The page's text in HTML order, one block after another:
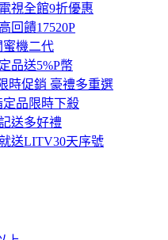
視全館9折優惠
回饋17520P
機二代
品送5%P幣
時促銷 豪禮多重選
定品限時下殺
送多好禮
送LITV30天序號